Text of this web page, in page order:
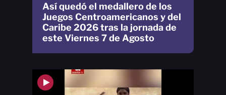
Así quedó el medallero de los
Juegos Centroamericanos y del
Caribe 2026 tras la jornada de
este Viernes 7 de Agosto